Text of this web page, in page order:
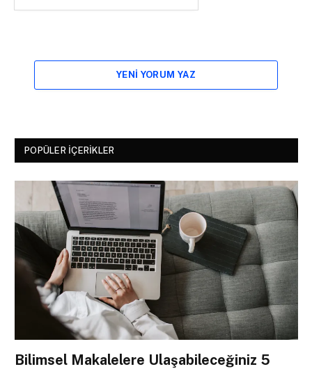
YENI YORUM YAZ
POPÜLER İÇERIKLER
Bilimsel Makalelere Ulaşabileceğiniz 5